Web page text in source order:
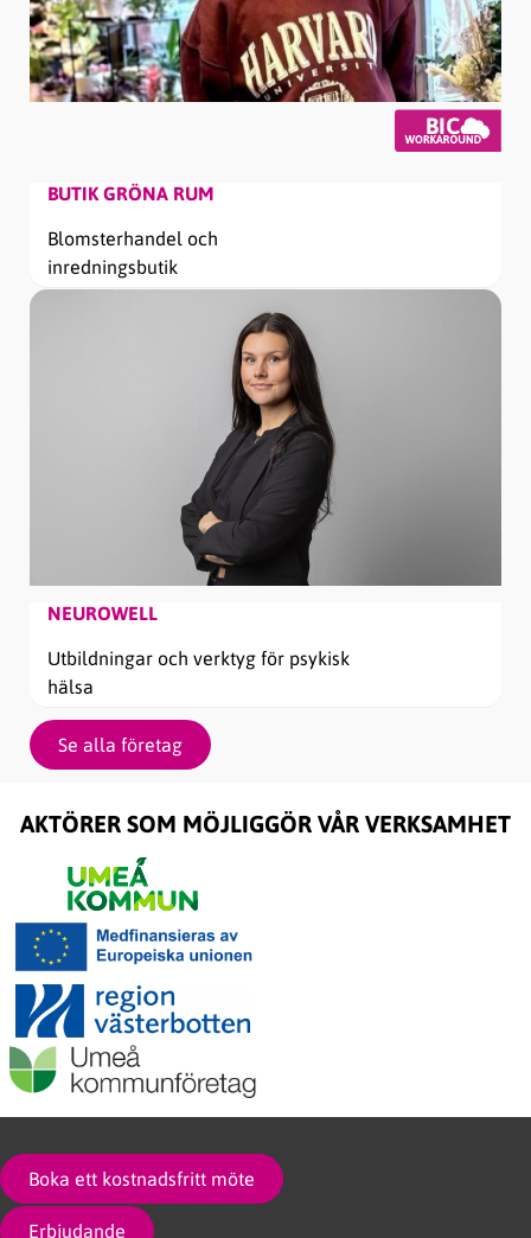
BUTIK GRÖNA RUM
Blomsterhandel och
inredningsbutik
NEUROWELL
Utbildningar och verktyg för psykisk
hälsa
Se alla företag
AKTÖRER SOM MÖJLIGGÖR VÅR VERKSAMHET
Boka ett kostnadsfritt möte
Erbjudande